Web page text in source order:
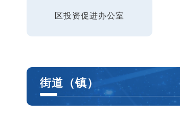
区投资促进办公室
街道（镇）